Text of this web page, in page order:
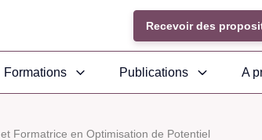
Recevoir des
Formations Publications A
Formatrice en Optimisation de Potentiel